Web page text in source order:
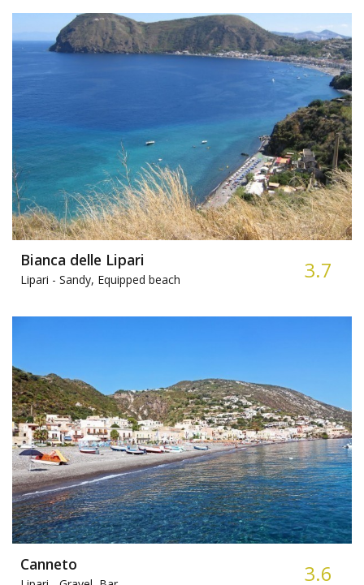
Bianca delle Lipari
Lipari - Sandy, Equipped beach 3.7
Canneto 3.6